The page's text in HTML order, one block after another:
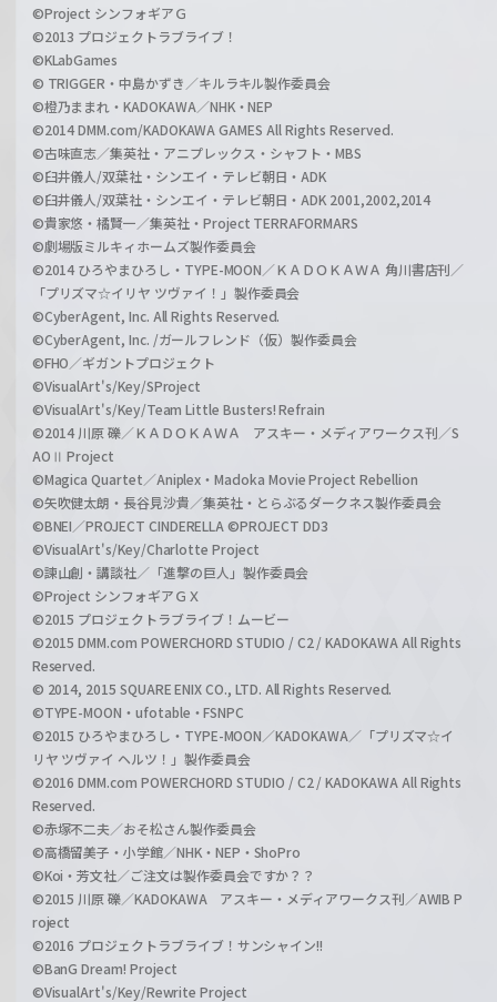
©Project シンフォギアＧ
©2013 プロジェクトラブライブ！
©KLabGames
© TRIGGER・中島かずき／キルラキル製作委員会
©橙乃ままれ・KADOKAWA／NHK・NEP
©2014 DMM.com/KADOKAWA GAMES All Rights Reserved.
©古味直志／集英社・アニプレックス・シャフト・MBS
©臼井儀人/双葉社・シンエイ・テレビ朝日・ADK
©臼井儀人/双葉社・シンエイ・テレビ朝日・ADK 2001,2002,2014
©貴家悠・橘賢一／集英社・Project TERRAFORMARS
©劇場版ミルキィホームズ製作委員会
©2014 ひろやまひろし・TYPE-MOON／ＫＡＤＯＫＡＷＡ 角川書店刊／
「プリズマ☆イリヤ ツヴァイ！」製作委員会
©CyberAgent, Inc. All Rights Reserved.
©CyberAgent, Inc. /ガールフレンド（仮）製作委員会
©FHO／ギガントプロジェクト
©VisualArt's/Key/SProject
©VisualArt's/Key/Team Little Busters! Refrain
©2014 川原 礫／ＫＡＤＯＫＡＷＡ アスキー・メディアワークス刊／S
AOⅡ Project
©Magica Quartet／Aniplex・Madoka Movie Project Rebellion
©矢吹健太朗・長谷見沙貴／集英社・とらぶるダークネス製作委員会
©BNEI／PROJECT CINDERELLA ©PROJECT DD3
©VisualArt's/Key/Charlotte Project
©諫山創・講談社／「進撃の巨人」製作委員会
©Project シンフォギアＧＸ
©2015 プロジェクトラブライブ！ムービー
©2015 DMM.com POWERCHORD STUDIO / C2 / KADOKAWA All Rights
Reserved.
© 2014, 2015 SQUARE ENIX CO., LTD. All Rights Reserved.
©TYPE-MOON・ufotable・FSNPC
©2015 ひろやまひろし・TYPE-MOON／KADOKAWA／「プリズマ☆イ
リヤ ツヴァイ ヘルツ！」製作委員会
©2016 DMM.com POWERCHORD STUDIO / C2 / KADOKAWA All Rights
Reserved.
©赤塚不二夫／おそ松さん製作委員会
©高橋留美子・小学館／NHK・NEP・ShoPro
©Koi・芳文社／ご注文は製作委員会ですか？？
©2015 川原 礫／KADOKAWA アスキー・メディアワークス刊／AWIB P
roject
©2016 プロジェクトラブライブ！サンシャイン!!
©BanG Dream! Project
©VisualArt's/Key/Rewrite Project